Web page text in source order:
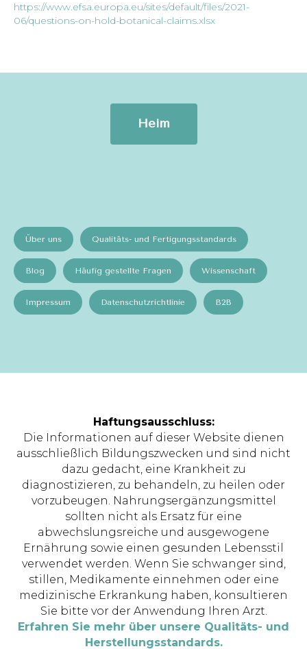
https://www.efsa.europa.eu/sites/default/files/2021-
06/questions-on-hold-botanical-claims.xlsx
Heim
Über uns Qualitäts- und Fertigungsstandards
Blog Häufig gestellte Fragen Wissenschaft
Impressum Datenschutzrichtlinie B2B
Haftungsausschluss:
Die Informationen auf dieser Website dienen
ausschließlich Bildungszwecken und sind nicht
dazu gedacht, eine Krankheit zu
diagnostizieren, zu behandeln, zu heilen oder
vorzubeugen. Nahrungsergänzungsmittel
sollten nicht als Ersatz für eine
abwechslungsreiche und ausgewogene
Ernährung sowie einen gesunden Lebensstil
verwendet werden. Wenn Sie schwanger sind,
stillen, Medikamente einnehmen oder eine
medizinische Erkrankung haben, konsultieren
Sie bitte vor der Anwendung Ihren Arzt.
Erfahren Sie mehr über unsere Qualitäts- und
Herstellungsstandards.